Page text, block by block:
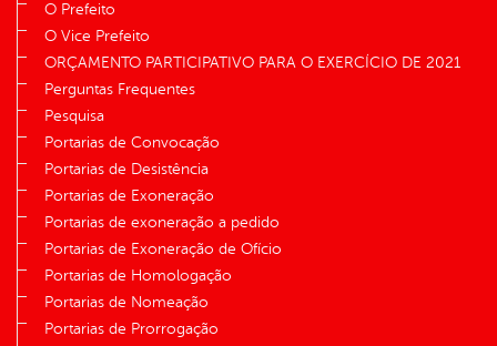
O Prefeito
O Vice Prefeito
ORÇAMENTO PARTICIPATIVO PARA O EXERCÍCIO DE 2021
Perguntas Frequentes
Pesquisa
Portarias de Convocação
Portarias de Desistência
Portarias de Exoneração
Portarias de exoneração a pedido
Portarias de Exoneração de Ofício
Portarias de Homologação
Portarias de Nomeação
Portarias de Prorrogação